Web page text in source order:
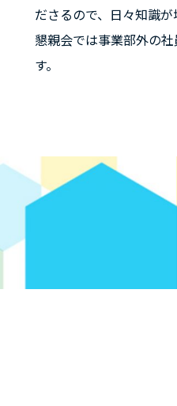
ださるので、日々知識
懇親会では事業部外の
す。